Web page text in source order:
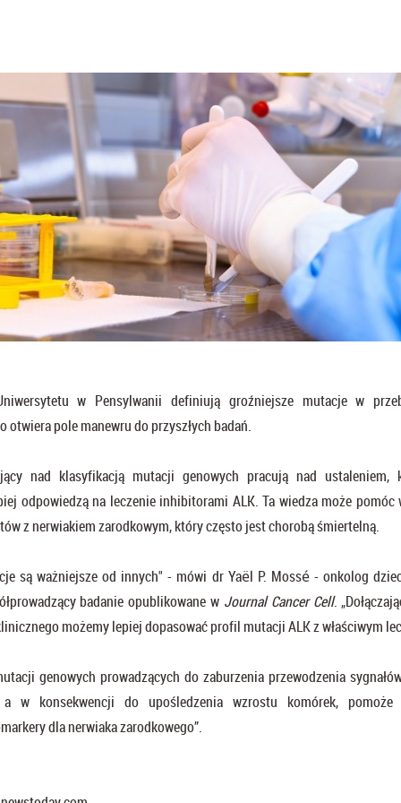
w Pensylwanii definiują groźniejsze mutacje w
otwiera pole manewru do przyszłych badań.
nad klasyfikacją mutacji genowych pracują nad ustaleniem,
odpowiedzą na leczenie inhibitorami ALK. Ta wiedza może
z nerwiakiem zarodkowym, który często jest chorobą śmiertelną.
są ważniejsze od innych" - mówi dr Yaël P. Mossé - onkolog
badanie opublikowane w Journal Cancer Cell.
możemy lepiej dopasować profil mutacji ALK z właściwym
genowych prowadzących do zaburzenia przewodzenia
a w konsekwencji do upośledzenia wzrostu komórek, pomoże
dla nerwiaka zarodkowego”.